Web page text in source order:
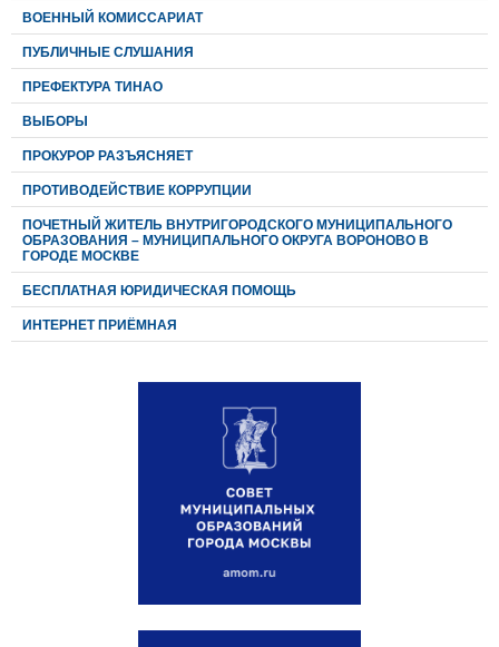
ВОЕННЫЙ КОМИССАРИАТ
ПУБЛИЧНЫЕ СЛУШАНИЯ
ПРЕФЕКТУРА ТИНАО
ВЫБОРЫ
ПРОКУРОР РАЗЪЯСНЯЕТ
ПРОТИВОДЕЙСТВИЕ КОРРУПЦИИ
ПОЧЕТНЫЙ ЖИТЕЛЬ ВНУТРИГОРОДСКОГО МУНИЦИПАЛЬНОГО
ОБРАЗОВАНИЯ – МУНИЦИПАЛЬНОГО ОКРУГА ВОРОНОВО В
ГОРОДЕ МОСКВЕ
БЕСПЛАТНАЯ ЮРИДИЧЕСКАЯ ПОМОЩЬ
ИНТЕРНЕТ ПРИЁМНАЯ